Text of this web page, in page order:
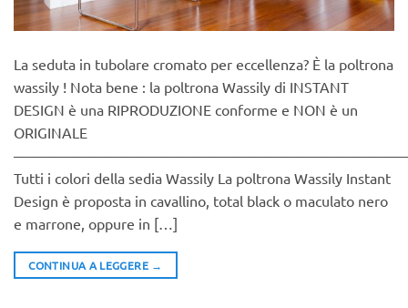
La seduta in tubolare cromato per eccellenza? È la poltrona
wassily ! Nota bene : la poltrona Wassily di INSTANT
DESIGN è una RIPRODUZIONE conforme e NON è un
ORIGINALE
Tutti i colori della sedia Wassily La poltrona Wassily Instant
Design è proposta in cavallino, total black o maculato nero
e marrone, oppure in […]
CONTINUA A LEGGERE →